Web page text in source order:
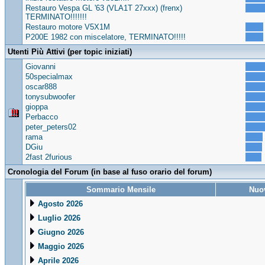
Restauro Vespa GL '63 (VLA1T 27xxx) (frenx)
TERMINATO!!!!!!!
Restauro motore V5X1M
P200E 1982 con miscelatore, TERMINATO!!!!!
Utenti Più Attivi (per topic iniziati)
Giovanni
50specialmax
oscar888
tonysubwoofer
gioppa
Perbacco
peter_peters02
rama
DGiu
2fast 2furious
Cronologia del Forum (in base al fuso orario del forum)
Sommario Mensile
Agosto 2026
Luglio 2026
Giugno 2026
Maggio 2026
Aprile 2026